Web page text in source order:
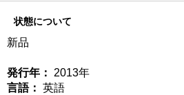
状態について
新品
発行年：
2013年
言語： 英語